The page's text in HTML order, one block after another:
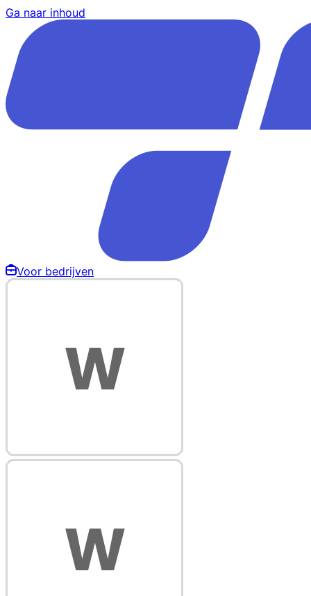
Ga naar inhoud
Voor bedrijven